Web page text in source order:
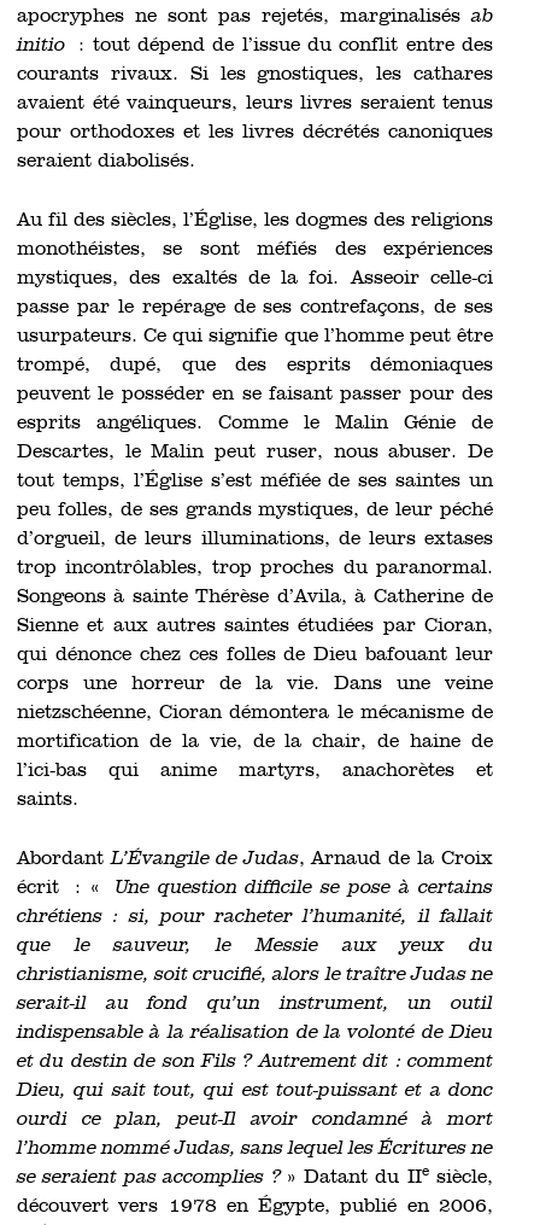
apocryphes ne sont pas rejetés, marginalisésab
initio : tout dépend de l’issue du conflit entre des
courants rivaux. Si les gnostiques, les cathares
avaient été vainqueurs, leurs livres seraient tenus
pour orthodoxes et les livres décrétés canoniques
seraient diabolisés.
Au fil des siècles, l’Église, les dogmes des religions
monothéistes, se sont méfiés des expériences
mystiques, des exaltés de la foi. Asseoir celle-ci
passe par le repérage de ses contrefaçons, de ses
usurpateurs. Ce qui signifie que l’homme peut être
trompé, dupé, que des esprits démoniaques
peuvent le posséder en se faisant passer pour des
esprits angéliques. Comme le Malin Génie de
Descartes, le Malin peut ruser, nous abuser. De
tout temps, l’Église s’est méfiée de ses saintes un
peu folles, de ses grands mystiques, de leur péché
d’orgueil, de leurs illuminations, de leurs extases
trop incontrôlables, trop proches du paranormal.
Songeons à sainte Thérèse d’Avila, à Catherine de
Sienne et aux autres saintes étudiées par Cioran,
qui dénonce chez ces folles de Dieu bafouant leur
corps une horreur de la vie. Dans une veine
nietzschéenne, Cioran démontera le mécanisme de
mortification de la vie, de la chair, de haine de
l’ici-bas qui anime martyrs, anachorètes et
saints.
AbordantL’Évangile de Judas, Arnaud de la Croix
écrit : « Une question difficile se pose à certains
chrétiens : si, pour racheter l’humanité, il fallait
que le sauveur, le Messie aux yeux du
christianisme, soit crucifié, alors le traître Judas ne
serait-il au fond qu’un instrument, un outil
indispensable à la réalisation de la volonté de Dieu
et du destin de son Fils ? Autrement dit : comment
Dieu, qui sait tout, qui est tout-puissant et a donc
ourdi ce plan, peut-Il avoir condamné à mort
l’homme nommé Judas, sans lequel les Écritures ne
se seraient pas accomplies ? » Datant du IIesiècle,
découvert vers 1978 en Égypte, publié en 2006,